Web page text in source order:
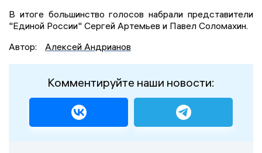
В итоге большинство голосов набрали представители
"Единой России" Сергей Артемьев и Павел Соломахин.
Автор:
Алексей Андрианов
Комментируйте наши новости: